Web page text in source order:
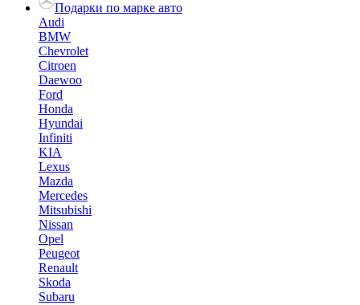
Подарки по марке авто
Audi
BMW
Chevrolet
Citroen
Daewoo
Ford
Honda
Hyundai
Infiniti
KIA
Lexus
Mazda
Mercedes
Mitsubishi
Nissan
Opel
Peugeot
Renault
Skoda
Subaru